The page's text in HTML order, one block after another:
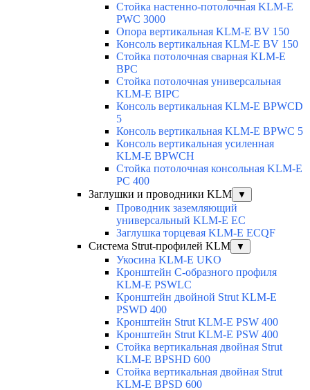
Стойка настенно-потолочная KLM-E
PWC 3000
Опора вертикальная KLM-E BV 150
Консоль вертикальная KLM-E BV 150
Стойка потолочная сварная KLM-E
BPC
Стойка потолочная универсальная
KLM-E BIPC
Консоль вертикальная KLM-E BPWCD
5
Консоль вертикальная KLM-E BPWC 5
Консоль вертикальная усиленная
KLM-E BPWCH
Стойка потолочная консольная KLM-E
PC 400
Заглушки и проводники KLM
▼
Проводник заземляющий
универсальный KLM-E EC
Заглушка торцевая KLM-E ECQF
Система Strut-профилей KLM
▼
Укосина KLM-E UKO
Кронштейн С-образного профиля
KLM-E PSWLC
Кронштейн двойной Strut KLM-E
PSWD 400
Кронштейн Strut KLM-E PSW 400
Кронштейн Strut KLM-E PSW 400
Стойка вертикальная двойная Strut
KLM-E BPSHD 600
Стойка вертикальная двойная Strut
KLM-E BPSD 600